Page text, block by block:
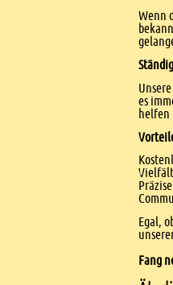
Wenn
es
helfen
Egal,
Fang